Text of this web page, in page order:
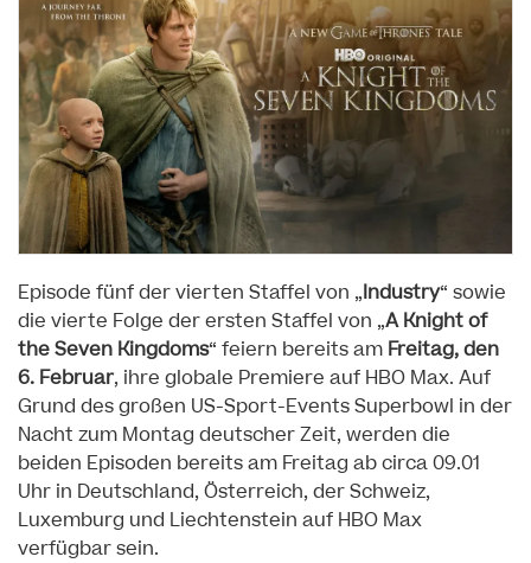
Episode fünf der vierten Staffel von „Industry“ sowie
die vierte Folge der ersten Staffel von „A Knight of
the Seven Kingdoms“ feiern bereits am Freitag, den
6. Februar, ihre globale Premiere auf HBO Max. Auf
Grund des großen US-Sport-Events Superbowl in der
Nacht zum Montag deutscher Zeit, werden die
beiden Episoden bereits am Freitag ab circa 09.01
Uhr in Deutschland, Österreich, der Schweiz,
Luxemburg und Liechtenstein auf HBO Max
verfügbar sein.